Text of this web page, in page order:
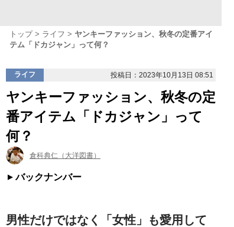
トップ ライフ
ヤンキーファッション、秋冬の定番アイ
テム「ドカジャン」って何？
ライフ 投稿日：2023年10月13日 08:51
ヤンキーファッション、秋冬の定
番アイテム「ドカジャン」って
何？
倉科典仁（大洋図書）
バックナンバー
男性だけではなく「女性」も愛用して